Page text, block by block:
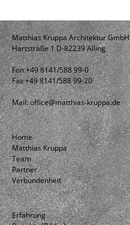
Matthias Kruppa Architektur GmbH
Hartstraße 1 D-82239 Alling
Fon +49 8141/588 99-0
Fax +49 8141/588 99-20
Mail:office@matthias-kruppa.de
Home
Matthias Kruppa
Team
Partner
Verbundenheit
Erfahrung